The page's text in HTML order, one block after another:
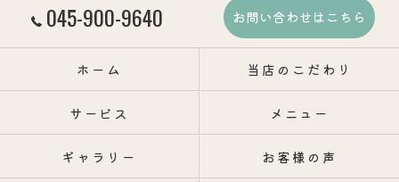
045-900-9640 お問い合わせはこちら
ホーム 当店のこだわり
サービス メニュー
ギャラリー お客様の声